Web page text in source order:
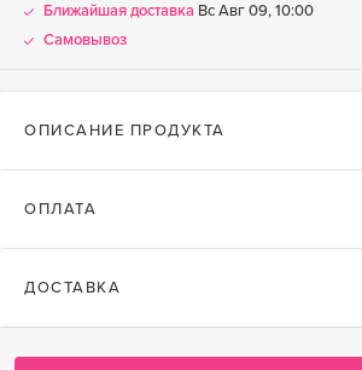
Ближайшая доставка Вс Авг 09, 10:00
Самовывоз
ОПИСАНИЕ ПРОДУКТА
ОПЛАТА
ДОСТАВКА